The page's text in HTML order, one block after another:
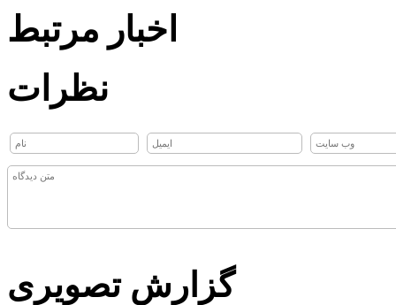
اخبار مرتبط
نظرات
گزارش تصویری